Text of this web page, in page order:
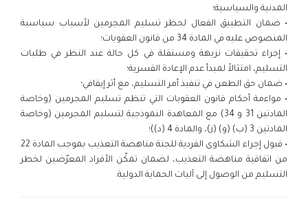
المدنية والسياسية؛
• ضمان التطبيق الفعال لحظر تسليم المجرمين لأسباب سياسية
المنصوص عليه في المادة 34 من قانون العقوبات؛
• إجراء تحقيقات نزيهة ومستقلة في كل حالة عند النظر في طلبات
التسليم، امتثالاً لمبدأ عدم الإعادة القسرية؛
• ضمان حق الطعن في تنفيذ أمر التسليم، مع أثر إيقافي؛
• مواءمة أحكام قانون العقوبات التي تنظم تسليم المجرمين (وخاصة
المادتين 31 و 34) مع المعاهدة النموذجية لتسليم المجرمين (وخاصة
المادتين 3 (ب) (و) (ز)، والمادة 4 (د))؛
• قبول إجراء الشكاوى الفردية للجنة مناهضة التعذيب بموجب المادة 22
من اتفاقية مناهضة التعذيب، لضمان تمكّن الأفراد المعرّضين لخطر
التسليم من الوصول إلى آليات الحماية الدولية.